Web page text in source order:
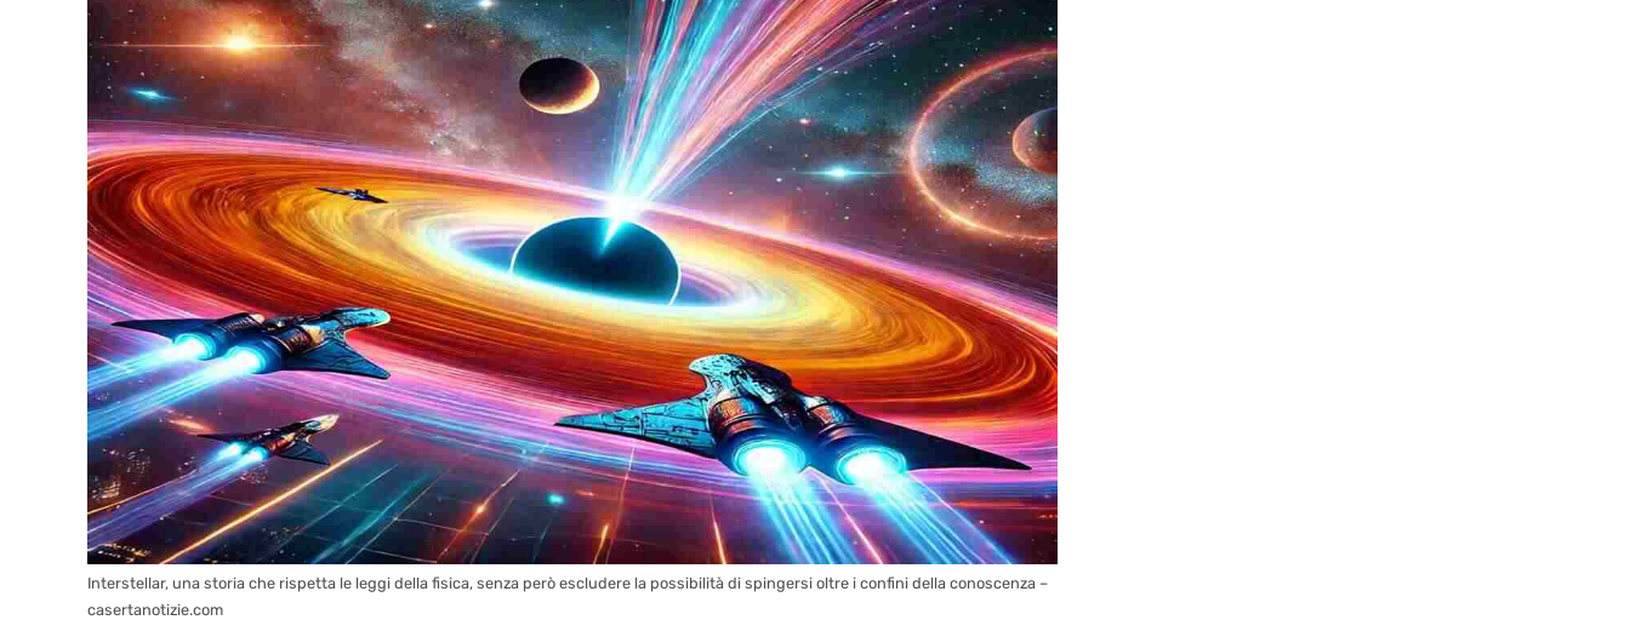
Interstellar, una storia che rispetta le leggi della fisica, senza però escludere la possibilità di spingersi oltre i confini della conoscenza –
casertanotizie.com